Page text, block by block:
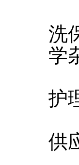
洗
学
护
供